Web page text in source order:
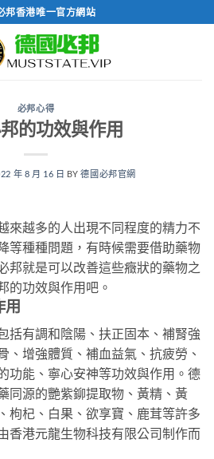
邦香港唯一官方網站
必邦心得
的功效與作用
年 8 月 16 日 BY德國必邦官網
來越多的人出現不同程度的精力不
等種種問題，有時候需要借助藥物
邦就是可以改善這些癥狀的藥物之
的功效與作用吧。
用
括有調和陰陽、扶正固本、補腎強
、增強體質、補血益氣、抗疲勞、
功能、寧心安神等功效與作用。德
同源的艷紫鉚提取物、黃精、黃
枸杞、白果、欲享寶、鹿茸等許多
香港元龍生物科技有限公司制作而